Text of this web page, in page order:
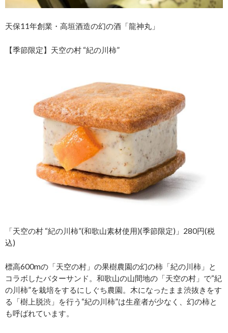
天保11年創業・高垣酒造の幻の酒「龍神丸」
【季節限定】天空の村 “紀の川柿”
「天空の村 “紀の川柿”(和歌山素材使用)(季節限定)」280円(税
込)
標高600mの「天空の村」の果樹農園の幻の柿「紀の川柿」と
コラボしたバターサンド。和歌山の山間地の「天空の村」で“紀
の川柿”を栽培をするにしぐち農園。木になったまま渋抜きをす
る「樹上脱渋」を行う“紀の川柿”は生産者が少なく、幻の柿と
も呼ばれています。